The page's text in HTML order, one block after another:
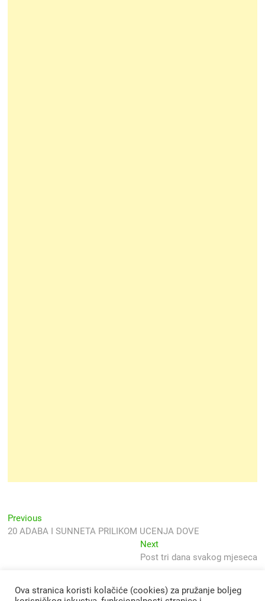
Navigacija
objava
Previous
post:
20 ADABA I SUNNETA PRILIKOM UCENJA DOVE
NextNext
post:
Post tri dana svakog mjeseca
Ova stranica koristi kolačiće (cookies) za pružanje boljeg